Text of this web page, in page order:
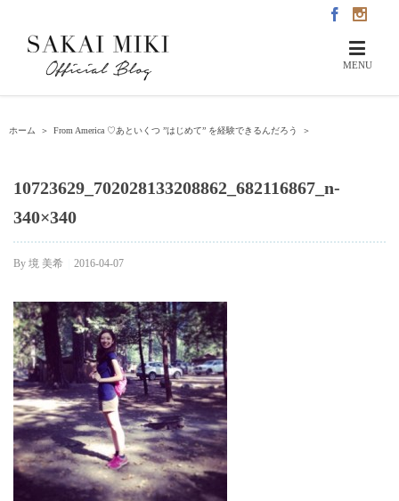
ホーム ＞ From America ♡あといくつ ”はじめて” を経験できるんだろう ＞
10723629_702028133208862_682116867_n-
340×340
By 境 美希 2016-04-07